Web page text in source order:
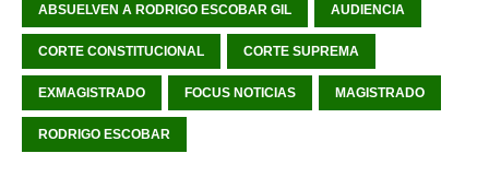
ABSUELVEN A RODRIGO ESCOBAR GIL AUDIENCIA
CORTE CONSTITUCIONAL CORTE SUPREMA
EXMAGISTRADO FOCUS NOTICIAS MAGISTRADO
RODRIGO ESCOBAR